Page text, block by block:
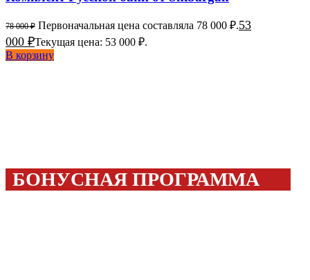
78 000₽ Первоначальная цена составляла 78 000 ₽.53
000 ₽Текущая цена: 53 000 ₽.
В корзину
БОНУСНАЯ ПРОГРАММА